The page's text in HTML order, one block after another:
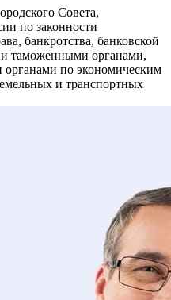
Совета,
по законности
банкротства, банковской
таможенными органами,
органами по экономическим
и транспортных